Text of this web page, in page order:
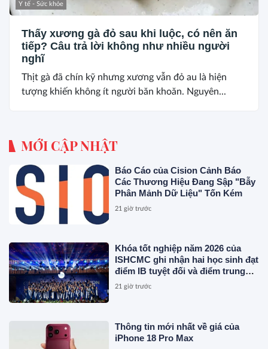
Y tế - Sức khỏe
Thấy xương gà đỏ sau khi luộc, có nên ăn
tiếp? Câu trả lời không như nhiều người
nghĩ
Thịt gà đã chín kỹ nhưng xương vẫn đỏ au là hiện
tượng khiến không ít người băn khoăn. Nguyên...
MỚI CẬP NHẬT
Báo Cáo của Cision Cảnh Báo
Các Thương Hiệu Đang Sập "Bẫy
Phân Mảnh Dữ Liệu" Tốn Kém
21 giờ trước
Khóa tốt nghiệp năm 2026 của
ISHCMC ghi nhận hai học sinh đạt
điểm IB tuyệt đối và điểm trung
bình toàn khóa đạt 34,5
21 giờ trước
Thông tin mới nhất về giá của
iPhone 18 Pro Max